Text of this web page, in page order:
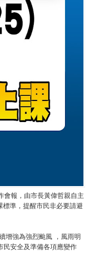
會報，由市長黃偉哲親自主
準，提醒市民非必要請避
增強為強烈颱風 ，風雨明
民安全及準備各項應變作